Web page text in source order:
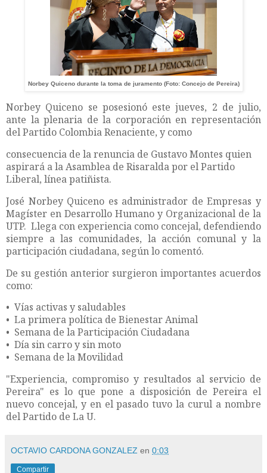
Norbey Quiceno durante la toma de juramento (Foto: Concejo de Pereira)
Norbey Quiceno se posesionó este jueves, 2 de julio,
ante la plenaria de la corporación en representación
del Partido Colombia Renaciente, y como
consecuencia de la renuncia de Gustavo Montes quien
aspirará a la Asamblea de Risaralda por el Partido
Liberal, línea patiñista.
José Norbey Quiceno es administrador de Empresas y
Magíster en Desarrollo Humano y Organizacional de la
UTP. Llega con experiencia como concejal, defendiendo
siempre a las comunidades, la acción comunal y la
participación ciudadana, según lo comentó.
De su gestión anterior surgieron importantes acuerdos
como:
• Vías activas y saludables
• La primera política de Bienestar Animal
• Semana de la Participación Ciudadana
• Día sin carro y sin moto
• Semana de la Movilidad
"Experiencia, compromiso y resultados al servicio de
Pereira" es lo que pone a disposición de Pereira el
nuevo concejal, y en el pasado tuvo la curul a nombre
del Partido de La U.
OCTAVIO CARDONA GONZALEZ en 0:03
Compartir